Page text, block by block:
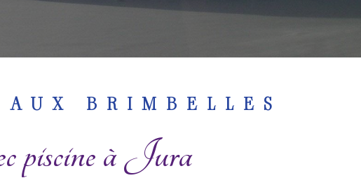
AUX BRIMBELLES
piscine à Jura